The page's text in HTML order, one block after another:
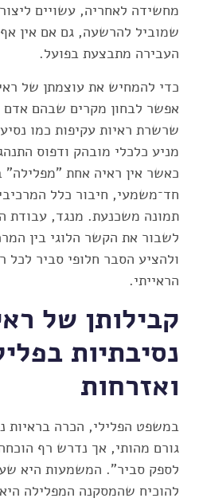
מחשידה לאחריה, עשויים
שמוביל להרשעה, גם אם אין
העבירה מתבצעת בפועל.
כדי להמחיש את עוצמתן של
אפשר לבחון מקרים שבהם
שרשרת ראיות עקיפות כמו
מניע כלכלי מובהק ודפוס
כאשר אין ראיה אחת "מפלילה"
חד־משמעי, חיבור כלל
תמונה משכנעת. מנגד, עבודת
לשבור את הקשר הלוגי בין
ולהציע הסבר חלופי סביר לכל
הראייתי.
קבילותן של
נסיבתיות
ואזרחות
במשפט הפלילי, הכרה בראיות
גורם מהותי, אך נדרש רף
לספק סביר". המשמעות היא
להוכיח שהמסקנה המפלילה